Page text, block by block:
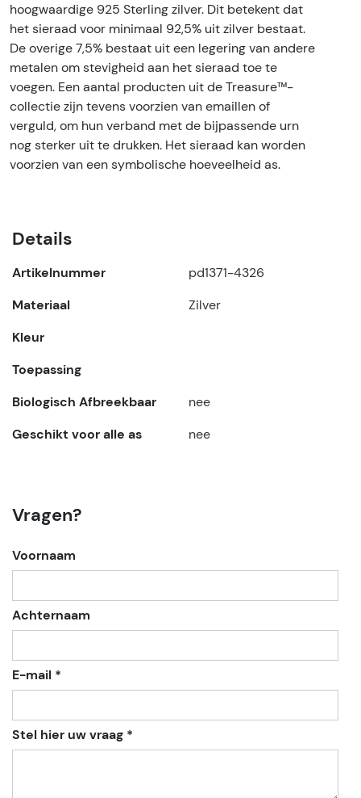
hoogwaardige 925 Sterling zilver. Dit betekent dat
het sieraad voor minimaal 92,5% uit zilver bestaat.
De overige 7,5% bestaat uit een legering van andere
metalen om stevigheid aan het sieraad toe te
voegen. Een aantal producten uit de Treasure™-
collectie zijn tevens voorzien van emaillen of
verguld, om hun verband met de bijpassende urn
nog sterker uit te drukken. Het sieraad kan worden
voorzien van een symbolische hoeveelheid as.
Details
Artikelnummer
pd1371-4326
Materiaal
Zilver
Kleur
Toepassing
Biologisch Afbreekbaar
nee
Geschikt voor alle as
nee
Vragen?
Voornaam
Achternaam
E-mail *
Stel hier uw vraag *